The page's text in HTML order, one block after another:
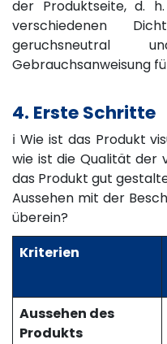
der Produktseite, d.
verschiedenen
geruchsneutral
Gebrauchsanweisung
4. Erste Schritte
ℹ️ Wie ist das Produkt
wie ist die Qualität der
das Produkt gut
Aussehen mit der
überein?
Kriterien
Aussehen des
Produkts